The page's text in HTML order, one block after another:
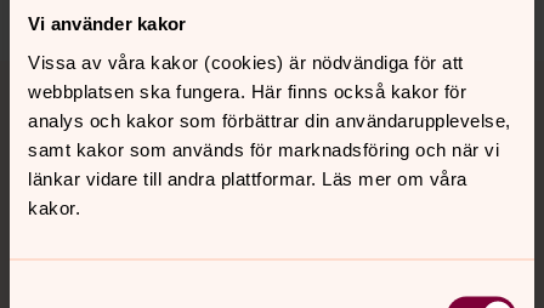
Vi använder kakor
Vissa av våra kakor (cookies) är nödvändiga för att
webbplatsen ska fungera. Här finns också kakor för
analys och kakor som förbättrar din användarupplevelse,
samt kakor som används för marknadsföring och när vi
länkar vidare till andra plattformar. Läs mer om våra
kakor.
Tillbaka till toppen
Tillbaka till innehållet
Kontakt